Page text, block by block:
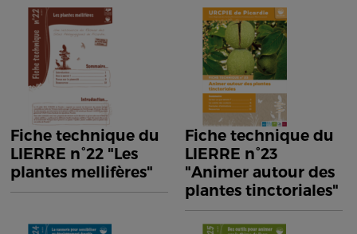
Fiche technique du
LIERRE n°22 "Les
plantes mellifères"
Fiche technique du
LIERRE n°23
"Animer autour des
plantes tinctoriales"